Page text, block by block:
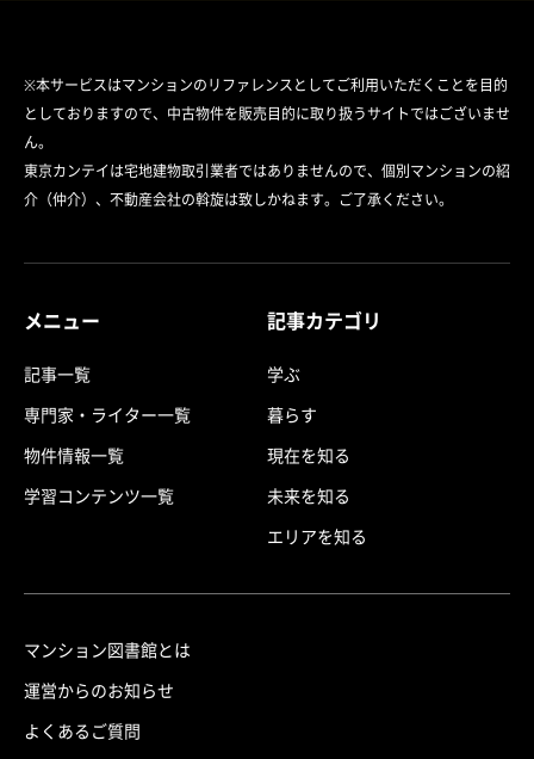
※本サービスはマンションのリファレンスとしてご利用いただくことを目的
としておりますので、中古物件を販売目的に取り扱うサイトではございませ
ん。
東京カンテイは宅地建物取引業者ではありませんので、個別マンションの紹
介（仲介）、不動産会社の斡旋は致しかねます。ご了承ください。
メニュー
記事一覧
専門家・ライター一覧
物件情報一覧
学習コンテンツ一覧
記事カテゴリ
学ぶ
暮らす
現在を知る
未来を知る
エリアを知る
マンション図書館とは
運営からのお知らせ
よくあるご質問